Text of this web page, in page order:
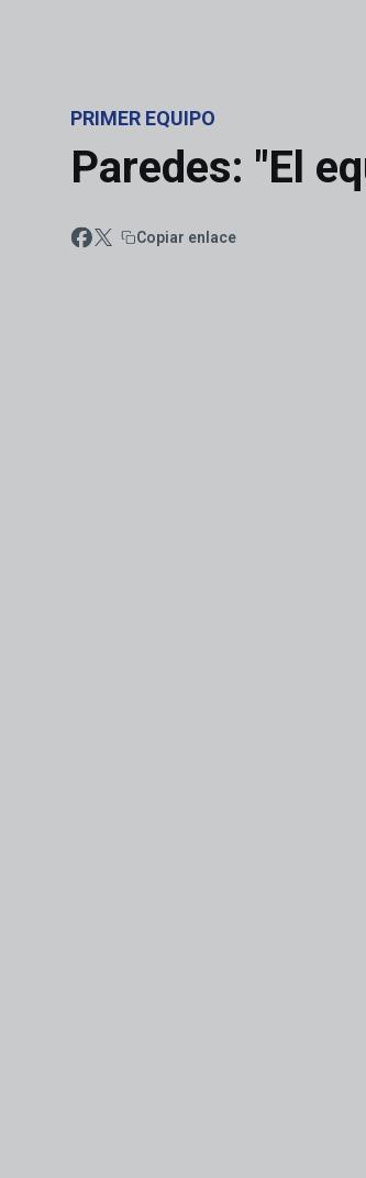
PRIMER EQUIPO
Paredes: "El
Copiar enlace